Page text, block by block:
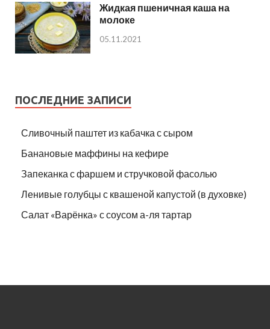
Жидкая пшеничная каша на
молоке
05.11.2021
ПОСЛЕДНИЕ ЗАПИСИ
Сливочный паштет из кабачка с сыром
Банановые маффины на кефире
Запеканка с фаршем и стручковой фасолью
Ленивые голубцы с квашеной капустой (в духовке)
Салат «Варёнка» с соусом а-ля тартар